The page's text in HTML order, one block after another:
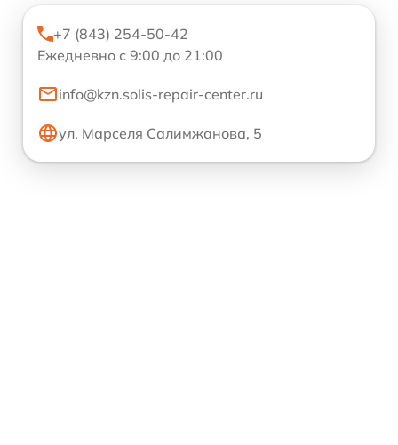
+7 (843) 254-50-42
Ежедневно с 9:00 до 21:00
info@kzn.solis-repair-center.ru
ул. Марселя Салимжанова, 5